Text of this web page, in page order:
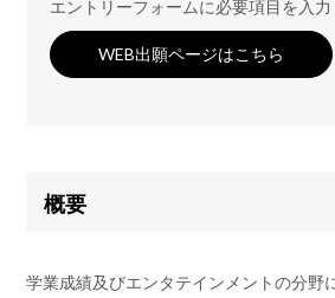
エントリーフォームに必要項目を入力
WEB出願ページはこちら
概要
学業成績及びエンタテインメントの分野